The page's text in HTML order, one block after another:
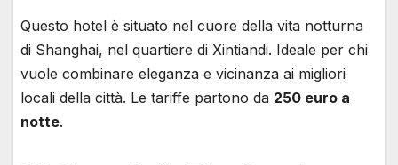
Questo hotel è situato nel cuore della vita notturna
di Shanghai, nel quartiere di Xintiandi. Ideale per chi
vuole combinare eleganza e vicinanza ai migliori
locali della città. Le tariffe partono da 250 euro a
notte.